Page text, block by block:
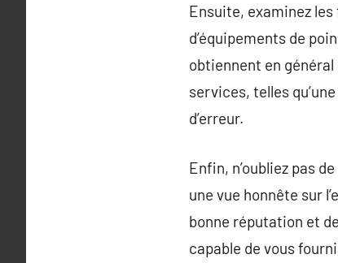
Ensuite, examinez
d’équipements de
obtiennent en
services, telles
d’erreur.
Enfin, n’oubliez pas
une vue honnête sur
bonne réputation et
capable de vous